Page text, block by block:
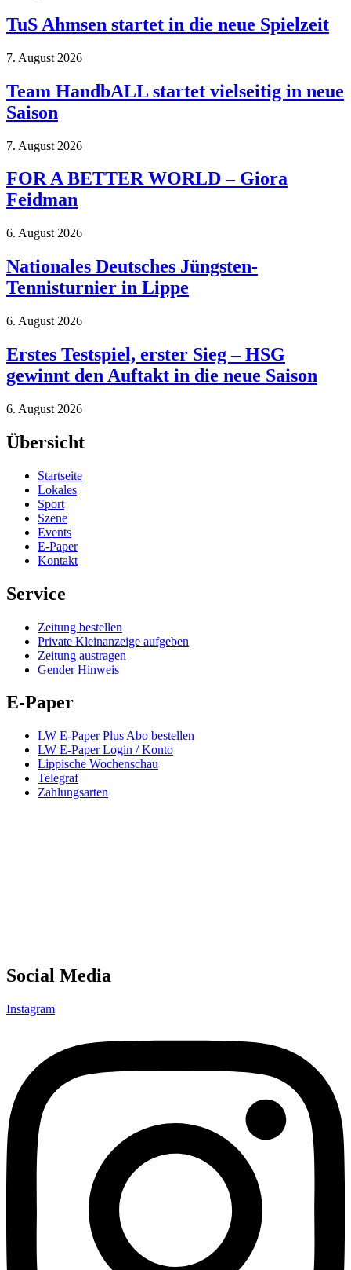
TuS Ahmsen startet in die neue Spielzeit
7. August 2026
Team HandbALL startet vielseitig in neue
Saison
7. August 2026
FOR A BETTER WORLD – Giora
Feidman
6. August 2026
Nationales Deutsches Jüngsten-
Tennisturnier in Lippe
6. August 2026
Erstes Testspiel, erster Sieg – HSG
gewinnt den Auftakt in die neue Saison
6. August 2026
Übersicht
Startseite
Lokales
Sport
Szene
Events
E-Paper
Kontakt
Service
Zeitung bestellen
Private Kleinanzeige aufgeben
Zeitung austragen
Gender Hinweis
E-Paper
LW E-Paper Plus Abo bestellen
LW E-Paper Login / Konto
Lippische Wochenschau
Telegraf
Zahlungsarten
Social Media
Instagram